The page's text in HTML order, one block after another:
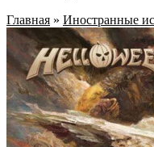
Главная » Иностранные